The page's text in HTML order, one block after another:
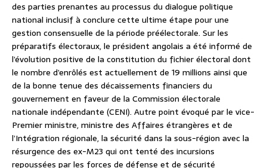
des parties prenantes au processus du dialogue politique
national inclusif à conclure cette ultime étape pour une
gestion consensuelle de la période préélectorale. Sur les
préparatifs électoraux, le président angolais a été informé de
l’évolution positive de la constitution du fichier électoral dont
le nombre d’enrôlés est actuellement de 19 millions ainsi que
de la bonne tenue des décaissements financiers du
gouvernement en faveur de la Commission électorale
nationale indépendante (CENI). Autre point évoqué par le vice-
Premier ministre, ministre des Affaires étrangères et de
l’Intégration régionale, la sécurité dans la sous-région avec la
résurgence des ex-M23 qui ont tenté des incursions
repoussées par les forces de défense et de sécurité